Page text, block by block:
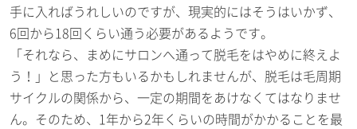
手に入ればうれしいのですが、現実的にはそうはいかず、
6回から18回くらい通う必要があるようです。
「それなら、まめにサロンへ通って脱毛をはやめに終えよ
う！」と思った方もいるかもしれませんが、脱毛は毛周期
サイクルの関係から、一定の期間をあけなくてはなりませ
ん。そのため、1年から2年くらいの時間がかかることを最